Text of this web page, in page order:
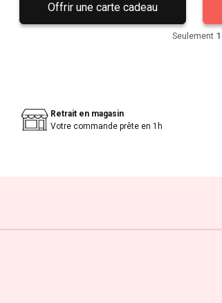
Offrir une carte cadeau
Seulement 1
Retrait en magasin
Votre commande prête en 1h